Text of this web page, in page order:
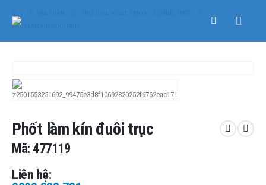
PHỐT LÀM KÍN ĐUÔI TRỤC
Phốt làm kín đuôi trục
Mã: 477119
Liên hệ: